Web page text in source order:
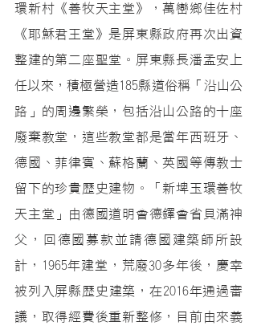
環新村 《善牧天主堂》，萬巒鄉佳佐村
《耶穌君王堂》是屏東縣政府再次出資
整建的第二座聖堂。屏東縣長潘孟安上
任以來，積極營造185縣道俗稱「沿山公
路」的周邊繁榮，包括沿山公路的十座
廢棄教堂，這些教堂都是當年西班牙、
德國、菲律賓、蘇格蘭、英國等傳教士
留下的珍貴歷史建物。「新埤玉環善牧
天主堂」由德國道明會德鐸會省貝滿神
父，回德國募款並請德國建築師所設
計，1965年建堂，荒廢30多年後，慶幸
被列入屏縣歷史建築，在2016年通過審
議，取得經費後重新整修，目前由來義